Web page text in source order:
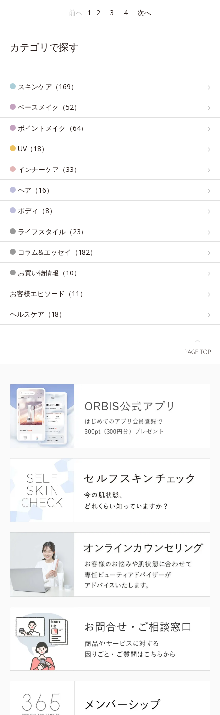
前へ 1 2 3 4 次へ
カテゴリで探す
スキンケア（169）
ベースメイク（52）
ポイントメイク（64）
UV（18）
インナーケア（33）
ヘア（16）
ボディ（8）
ライフスタイル（23）
コラム&エッセイ（182）
お買い物情報（10）
お客様エピソード（11）
ヘルスケア（18）